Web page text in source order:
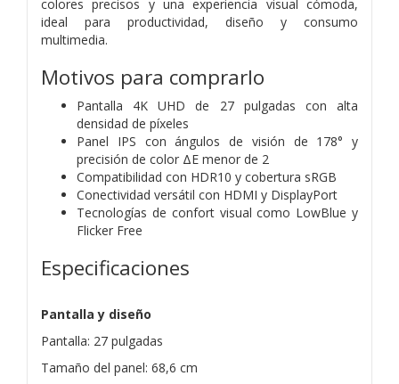
colores precisos y una experiencia visual cómoda,
ideal para productividad, diseño y consumo
multimedia.
Motivos para comprarlo
Pantalla 4K UHD de 27 pulgadas con alta
densidad de píxeles
Panel IPS con ángulos de visión de 178° y
precisión de color ΔE menor de 2
Compatibilidad con HDR10 y cobertura sRGB
Conectividad versátil con HDMI y DisplayPort
Tecnologías de confort visual como LowBlue y
Flicker Free
Especificaciones
Pantalla y diseño
Pantalla: 27 pulgadas
Tamaño del panel: 68,6 cm